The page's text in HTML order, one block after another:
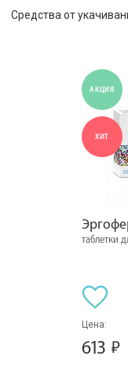
Средства от
АКЦИЯ
ХИТ
таблетки
Цена:
613